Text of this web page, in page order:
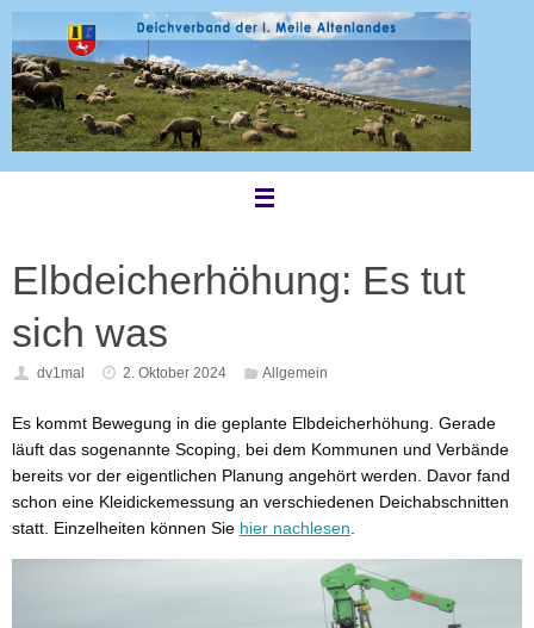
Zum
Inhalt
springen
Elbdeicherhöhung: Es tut
sich was
dv1mal 2. Oktober 2024 Allgemein
Es kommt Bewegung in die geplante Elbdeicherhöhung. Gerade
läuft das sogenannte Scoping, bei dem Kommunen und Verbände
bereits vor der eigentlichen Planung angehört werden. Davor fand
schon eine Kleidickemessung an verschiedenen Deichabschnitten
statt. Einzelheiten können Sie hier nachlesen.